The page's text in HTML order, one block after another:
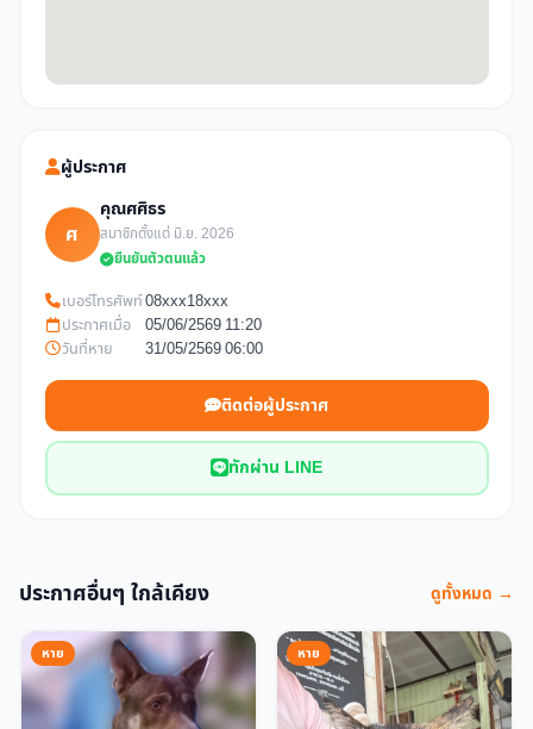
ผู้ประกาศ
ศ
คุณศศิธร
สมาชิกตั้งแต่ มิ.ย. 2026
ยืนยันตัวตนแล้ว
เบอร์โทรศัพท์08xxx18xxx
ประกาศเมื่อ
05/06/2569 11:20
วันที่หาย
31/05/2569 06:00
ติดต่อผู้ประกาศ
ทักผ่าน LINE
ประกาศอื่นๆ ใกล้เคียง ดูทั้งหมด →
หาย หาย